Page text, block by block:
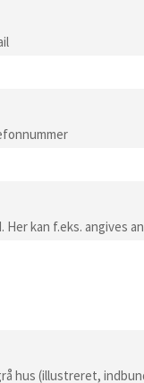
Her kan f.eks. angives
hus (illustreret,